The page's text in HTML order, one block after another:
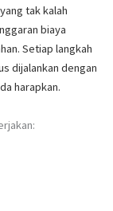
tak kalah
biaya
Setiap langkah
dijalankan dengan
harapkan.